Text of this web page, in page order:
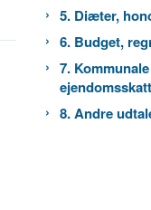
5. Diæter,
6. Budget,
7.
8. Andre